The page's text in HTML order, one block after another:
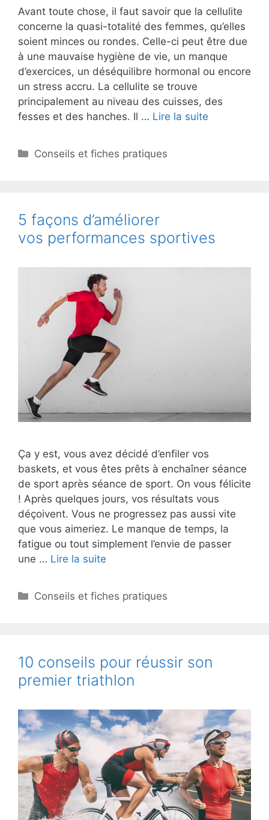
Avant toute chose, il faut savoir que la cellulite
concerne la quasi-totalité des femmes, qu’elles
soient minces ou rondes. Celle-ci peut être due
à une mauvaise hygiène de vie, un manque
d’exercices, un déséquilibre hormonal ou encore
un stress accru. La cellulite se trouve
principalement au niveau des cuisses, des
fesses et des hanches. Il … Lire la suite
Catégories
Conseils et fiches pratiques
5 façons d’améliorer
vos performances sportives
Ça y est, vous avez décidé d’enfiler vos
baskets, et vous êtes prêts à enchaîner séance
de sport après séance de sport. On vous félicite
! Après quelques jours, vos résultats vous
déçoivent. Vous ne progressez pas aussi vite
que vous aimeriez. Le manque de temps, la
fatigue ou tout simplement l’envie de passer
une … Lire la suite
Catégories
Conseils et fiches pratiques
10 conseils pour réussir son
premier triathlon